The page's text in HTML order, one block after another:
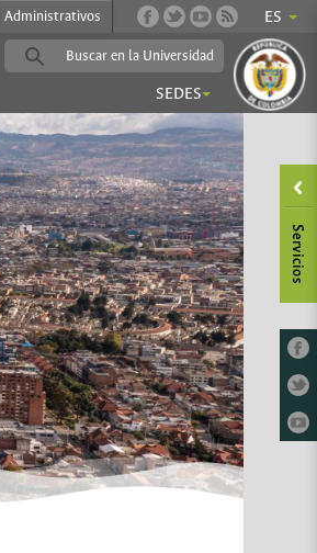
ES
Administrativos
SEDES